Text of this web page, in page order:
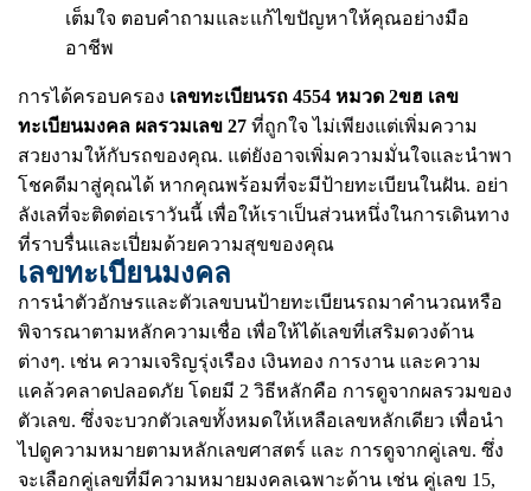
เต็มใจ ตอบคำถามและแก้ไขปัญหาให้คุณอย่างมือ
อาชีพ
การได้ครอบครอง เลขทะเบียนรถ 4554 หมวด 2ขฮ เลข
ทะเบียนมงคล ผลรวมเลข 27 ที่ถูกใจ ไม่เพียงแต่เพิ่มความ
สวยงามให้กับรถของคุณ. แต่ยังอาจเพิ่มความมั่นใจและนำพา
โชคดีมาสู่คุณได้ หากคุณพร้อมที่จะมีป้ายทะเบียนในฝัน. อย่า
ลังเลที่จะติดต่อเราวันนี้ เพื่อให้เราเป็นส่วนหนึ่งในการเดินทาง
ที่ราบรื่นและเปี่ยมด้วยความสุขของคุณ
เลขทะเบียนมงคล
การนำตัวอักษรและตัวเลขบนป้ายทะเบียนรถมาคำนวณหรือ
พิจารณาตามหลักความเชื่อ เพื่อให้ได้เลขที่เสริมดวงด้าน
ต่างๆ. เช่น ความเจริญรุ่งเรือง เงินทอง การงาน และความ
แคล้วคลาดปลอดภัย โดยมี 2 วิธีหลักคือ การดูจากผลรวมของ
ตัวเลข. ซึ่งจะบวกตัวเลขทั้งหมดให้เหลือเลขหลักเดียว เพื่อนำ
ไปดูความหมายตามหลักเลขศาสตร์ และ การดูจากคู่เลข. ซึ่ง
จะเลือกคู่เลขที่มีความหมายมงคลเฉพาะด้าน เช่น คู่เลข 15,